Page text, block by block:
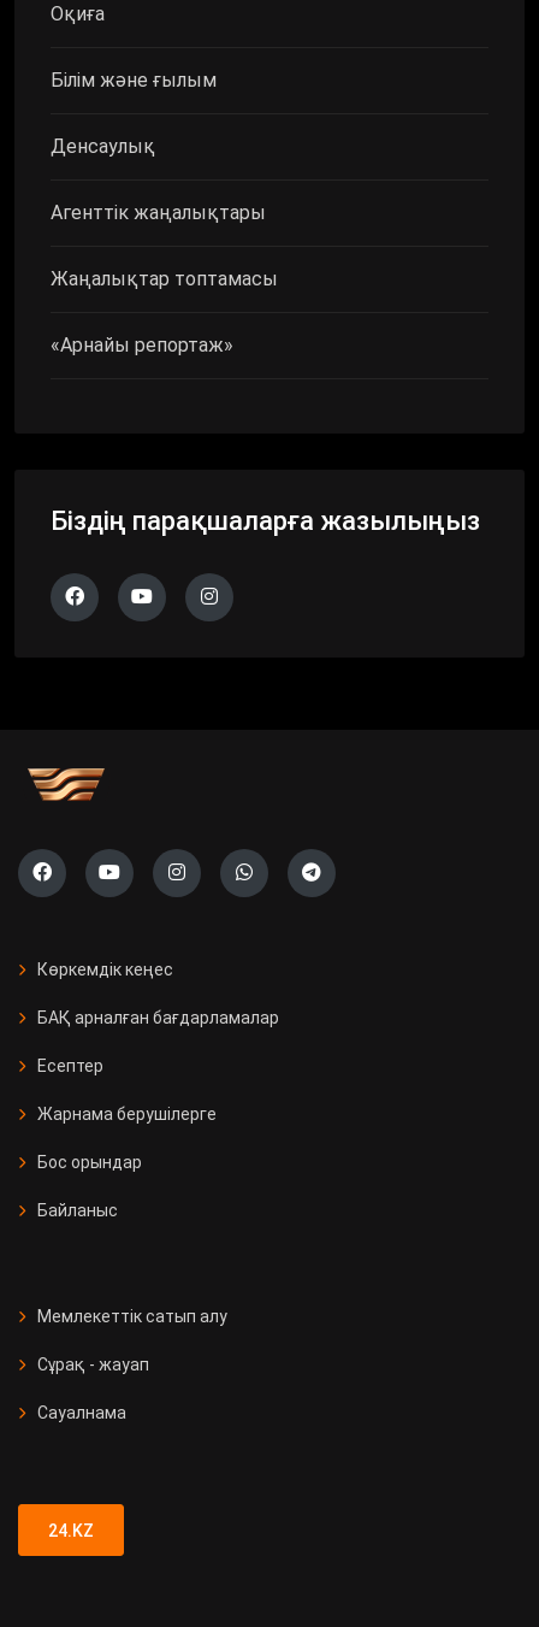
Оқиға
Білім және ғылым
Денсаулық
Агенттік жаңалықтары
Жаңалықтар топтамасы
«Арнайы репортаж»
Біздің парақшаларға жазылыңыз
Көркемдік кеңес
БАҚ арналған бағдарламалар
Есептер
Жарнама берушілерге
Бос орындар
Байланыс
Мемлекеттік сатып алу
Сұрақ - жауап
Сауалнама
24.KZ